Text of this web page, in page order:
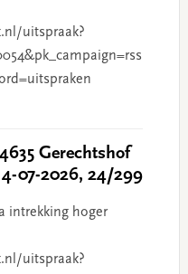
uitspraak?
Gerechtshof
07-2026, 24/299
intrekking hoger
uitspraak?